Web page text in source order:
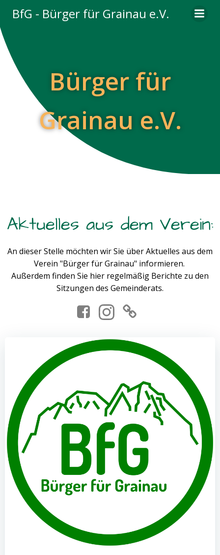
Inhalt
BfG - Bürger für Grainau e.V.
Bürger für
Grainau e.V.
Aktuelles aus dem Verein:
An dieser Stelle möchten wir Sie über Aktuelles aus dem
Verein "Bürger für Grainau" informieren.
Außerdem finden Sie hier regelmäßig Berichte zu den
Sitzungen des Gemeinderats.